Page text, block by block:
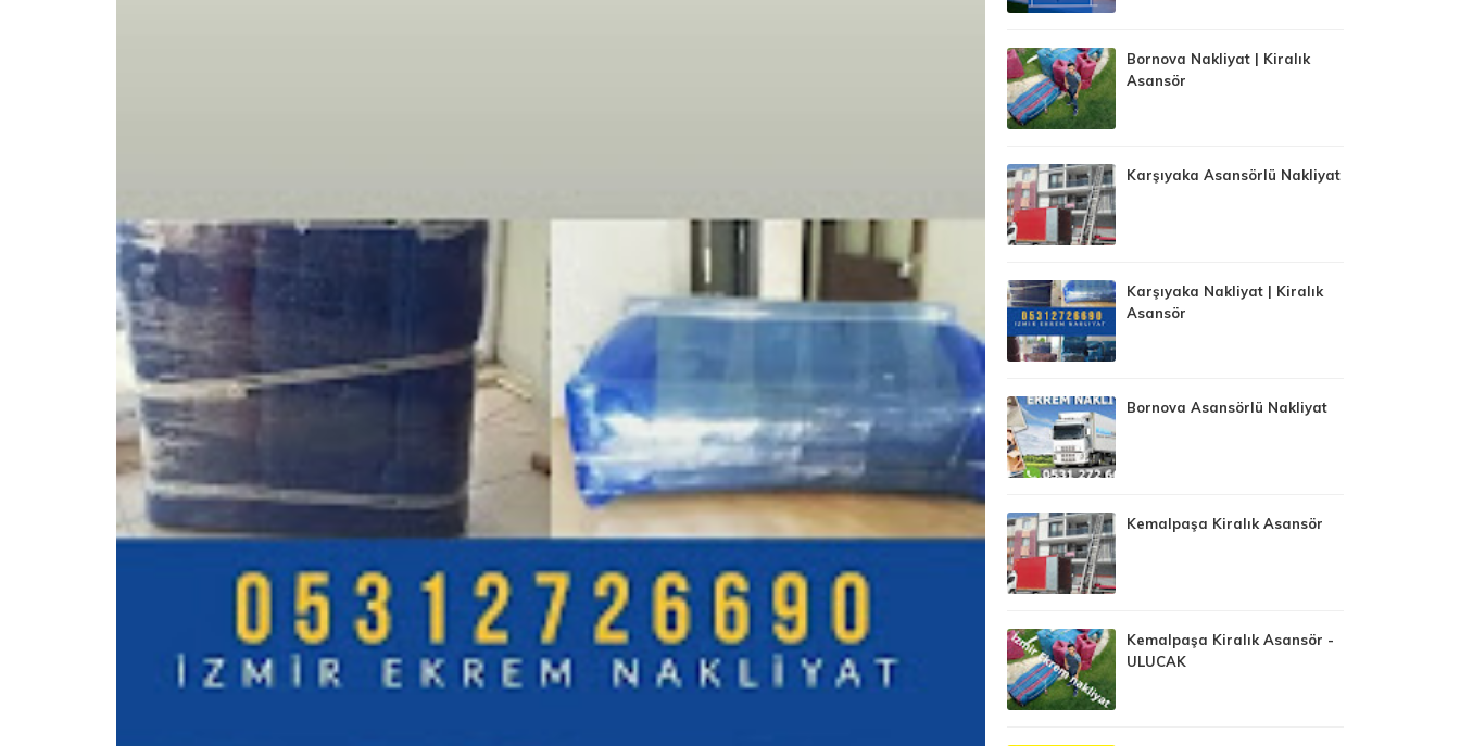
Bornova Nakliyat | Kiralık
Asansör
Karşıyaka Asansörlü Nakliyat
Karşıyaka Nakliyat | Kiralık
Asansör
Bornova Asansörlü Nakliyat
Kemalpaşa Kiralık Asansör
Kemalpaşa Kiralık Asansör -
ULUCAK